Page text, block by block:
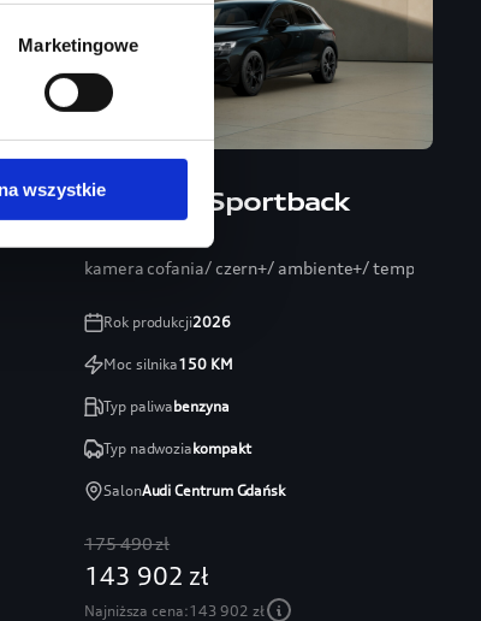
Marketingowe
wszystkie
19″/ systemy
Audi A3 Sportback
kamera cofania/ czern+/ ambiente+/ tempomat/
Rok produkcji2026
Moc silnika150KM
Typ paliwabenzyna
Typ nadwoziakompakt
SalonAudi Centrum Gdańsk
175 490 zł
143 902 zł
Najniższa cena:143 902 zł